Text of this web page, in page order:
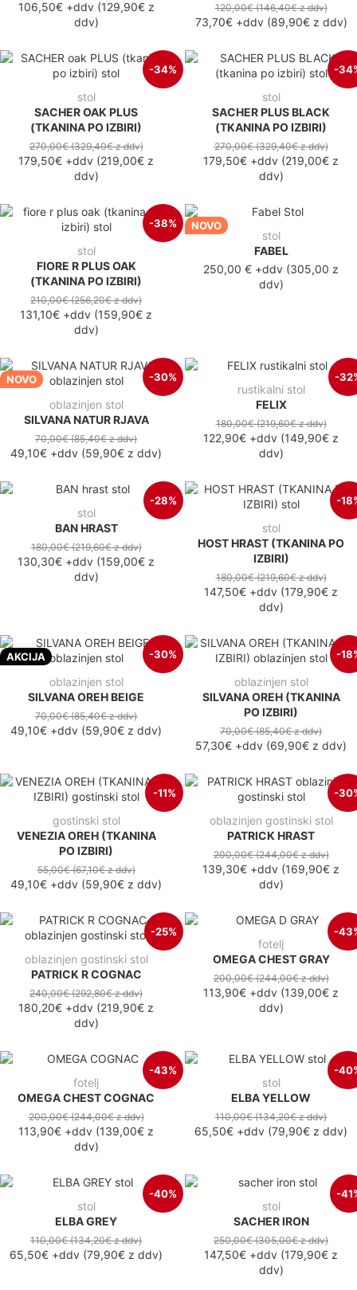
106,50€+ddv(129,90€z
ddv)
120,00€(146,40€z ddv)
73,70€+ddv(89,90€z ddv)
-34%
stol
SACHER OAK PLUS
(TKANINA PO IZBIRI)
270,00€(329,40€z ddv)
179,50€ +ddv (219,00€ z
ddv)
-
stol
SACHER PLUS BLACK
(TKANINA PO IZBIRI)
270,00€(329,40€z ddv)
179,50€ +ddv (219,00€ z
ddv)
-38%
stol
FIORE R PLUS OAK
(TKANINA PO IZBIRI)
210,00€(256,20€z ddv)
131,10€ +ddv (159,90€ z
ddv)
NOVO
stol
FABEL
250,00 € +ddv (305,00 z
ddv)
NOVO -30%
oblazinjen stol
SILVANA NATUR RJAVA
70,00€(85,40€z ddv)
49,10€ +ddv (59,90€ z ddv)
-
rustikalni stol
FELIX
180,00€(219,60€z ddv)
122,90€ +ddv (149,90€ z
ddv)
-28%
stol
BAN HRAST
180,00€(219,60€z ddv)
130,30€ +ddv (159,00€ z
ddv)
-
stol
HOST HRAST (TKANINA PO
IZBIRI)
180,00€(219,60€z ddv)
147,50€ +ddv (179,90€ z
ddv)
AKCIJA -30%
oblazinjen stol
SILVANA OREH BEIGE
70,00€(85,40€z ddv)
49,10€ +ddv (59,90€ z ddv)
-
oblazinjen stol
SILVANA OREH (TKANINA
PO IZBIRI)
70,00€(85,40€z ddv)
57,30€ +ddv (69,90€ z ddv)
-11%
gostinski stol
VENEZIA OREH (TKANINA
PO IZBIRI)
55,00€(67,10€z ddv)
49,10€ +ddv (59,90€ z ddv)
-
oblazinjen gostinski stol
PATRICK HRAST
200,00€(244,00€z ddv)
139,30€ +ddv (169,90€ z
ddv)
-25%
oblazinjen gostinski stol
PATRICK R COGNAC
240,00€(292,80€z ddv)
180,20€ +ddv (219,90€ z
ddv)
-
fotelj
OMEGA CHEST GRAY
200,00€(244,00€z ddv)
113,90€ +ddv (139,00€ z
ddv)
-43%
fotelj
OMEGA CHEST COGNAC
200,00€(244,00€z ddv)
113,90€ +ddv (139,00€ z
ddv)
-
stol
ELBA YELLOW
110,00€(134,20€z ddv)
65,50€ +ddv (79,90€ z ddv)
-40%
stol
ELBA GREY
110,00€(134,20€z ddv)
65,50€ +ddv (79,90€ z ddv)
-
stol
SACHER IRON
250,00€(305,00€z ddv)
147,50€ +ddv (179,90€ z
ddv)